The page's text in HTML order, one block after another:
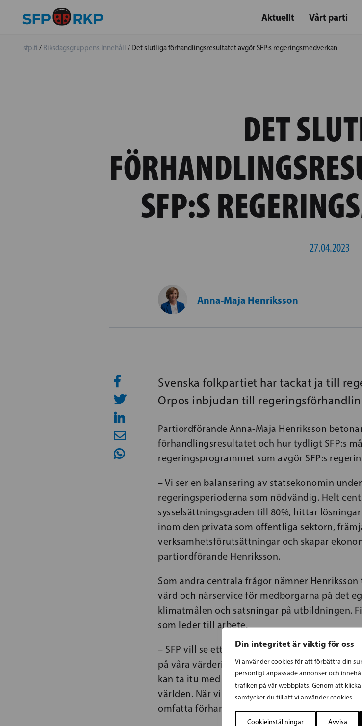
Din integritet är viktig för oss
Vi använder cookies för att förbättra din
personligt anpassade annonser och
trafiken på vår webbplats. Genom att klicka
samtycker du till att vi använder cookies.
Cookieinställningar Avvisa
Aktuellt Vårt parti
sfp.fi / Riksdagsgruppens Innehåll / Det slutliga förhandlingsresultatet avgör SFP:s regeringsmedverkan
DET
SFP:S
27.04.2023
Anna-Maja Henriksson
Svenska folkpartiet har tackat ja till
Orpos inbjudan till
Partiordförande Anna-Maja Henriksson
förhandlingsresultatet och hur tydligt SFP:s
regeringsprogrammet som avgör SFP:s
– Vi ser en balansering av statsekonomin
regeringsperioderna som nödvändig. Helt
sysselsättningsgraden till 80%, hittar
inom den privata som offentliga sektorn,
verksamhetsförutsättningar och skapar
partiordförande Henriksson.
Som andra centrala frågor nämner
vård och närservice för medborgarna på det
klimatmålen och satsningar på utbildningen.
som leder till arbete.
– SFP vill se ett framåtsträvande, öppet och
på våra värderingar. Vårt land behöver nu en
kan ta itu med de stora utmaningarna i vår
världen. När vi vet vilket resultat
omfatta förhandlingsresultatet och delta i